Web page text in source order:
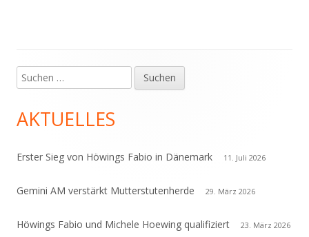
Haupt-
Seitenleiste
Suchen
nach:
AKTUELLES
Erster Sieg von Höwings Fabio in Dänemark 11. Juli 2026
Gemini AM verstärkt Mutterstutenherde 29. März 2026
Höwings Fabio und Michele Hoewing qualifiziert 23. März 2026